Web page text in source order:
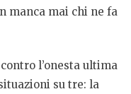
manca mai chi ne fa
l’onesta ultima
su tre: la